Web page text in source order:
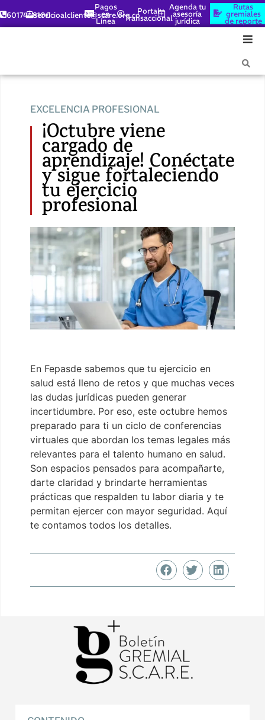
6017448100servicioalcliente@scare.org.co
Pagos
en
Línea
Portal
Transaccional
Agenda tu
asesoría
jurídica
Rutas
gremiales
de reporte
EXCELENCIA PROFESIONAL
¡Octubre viene
cargado de
aprendizaje! Conéctate
y sigue fortaleciendo
tu ejercicio
profesional
En Fepasde sabemos que tu ejercicio en
salud está lleno de retos y que muchas veces
las dudas jurídicas pueden generar
incertidumbre. Por eso, este octubre hemos
preparado para ti un ciclo de conferencias
virtuales que abordan los temas legales más
relevantes para el talento humano en salud.
Son espacios pensados para acompañarte,
darte claridad y brindarte herramientas
prácticas que respalden tu labor diaria y te
permitan ejercer con mayor seguridad. Aquí
te contamos todos los detalles.